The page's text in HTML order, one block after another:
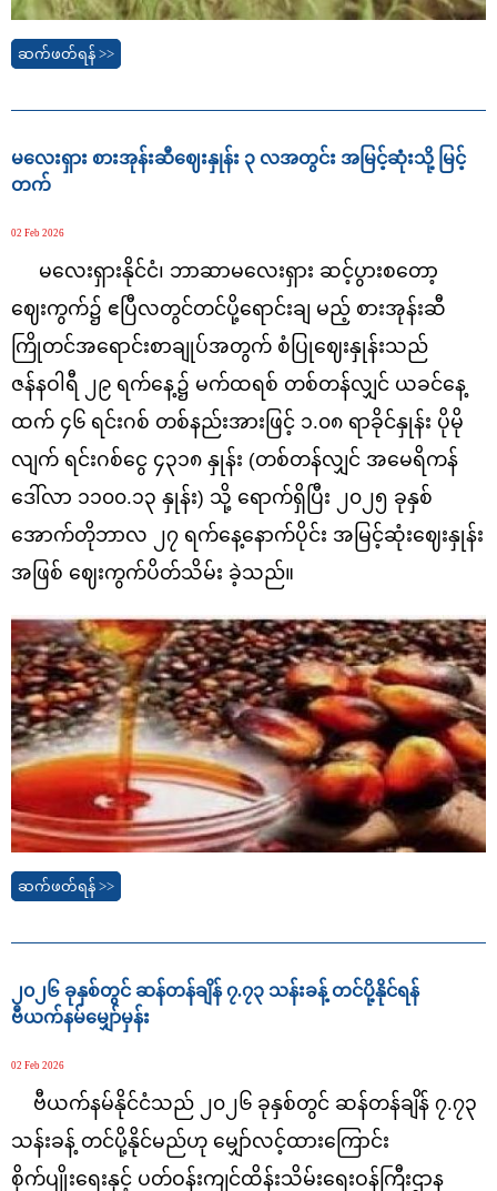
ဆက်ဖတ်ရန် >>
မလေးရှား စားအုန်းဆီဈေးနှုန်း ၃ လအတွင်း အမြင့်ဆုံးသို့ မြင့်
တက်
02 Feb 2026
မလေးရှားနိုင်ငံ၊ ဘာဆာမလေးရှား ဆင့်ပွားစတော့
ဈေးကွက်၌ ဧပြီလတွင်တင်ပို့ရောင်းချ မည့် စားအုန်းဆီ
ကြိုတင်အရောင်းစာချုပ်အတွက် စံပြုဈေးနှုန်းသည်
ဇန်နဝါရီ ၂၉ ရက်နေ့၌ မက်ထရစ် တစ်တန်လျှင် ယခင်နေ့
ထက် ၄၆ ရင်းဂစ် တစ်နည်းအားဖြင့် ၁.၀၈ ရာခိုင်နှုန်း ပိုမို
လျက် ရင်းဂစ်ငွေ ၄၃၁၈ နှုန်း (တစ်တန်လျှင် အမေရိကန်
ဒေါ်လာ ၁၁၀၀.၁၃ နှုန်း) သို့ ရောက်ရှိပြီး ၂၀၂၅ ခုနှစ်
အောက်တိုဘာလ ၂၇ ရက်နေ့နောက်ပိုင်း အမြင့်ဆုံးဈေးနှုန်း
အဖြစ် ဈေးကွက်ပိတ်သိမ်း ခဲ့သည်။
ဆက်ဖတ်ရန် >>
၂၀၂၆ ခုနှစ်တွင် ဆန်တန်ချိန် ၇.၇၃ သန်းခန့် တင်ပို့နိုင်ရန်
ဗီယက်နမ်မျှော်မှန်း
02 Feb 2026
ဗီယက်နမ်နိုင်ငံသည် ၂၀၂၆ ခုနှစ်တွင် ဆန်တန်ချိန် ၇.၇၃
သန်းခန့် တင်ပို့နိုင်မည်ဟု မျှော်လင့်ထားကြောင်း
စိုက်ပျိုးရေးနှင့် ပတ်ဝန်းကျင်ထိန်းသိမ်းရေးဝန်ကြီးဌာန